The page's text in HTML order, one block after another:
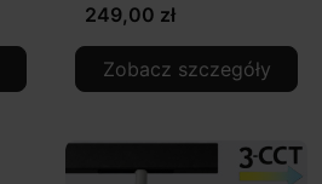
249,00 zł
Zobacz szczegóły